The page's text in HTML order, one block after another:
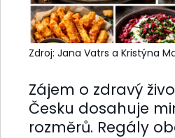
Zdroj: Jana Vatrs a Kristýna
Zájem o zdravý
Česku dosahuje
rozměrů. Regály